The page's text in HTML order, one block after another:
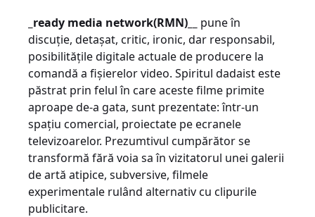
_ready media network(RMN)__ pune în
discuție, detașat, critic, ironic, dar responsabil,
posibilitățile digitale actuale de producere la
comandă a fișierelor video. Spiritul dadaist este
păstrat prin felul în care aceste filme primite
aproape de-a gata, sunt prezentate: într-un
spațiu comercial, proiectate pe ecranele
televizoarelor. Prezumtivul cumpărător se
transformă fără voia sa în vizitatorul unei galerii
de artă atipice, subversive, filmele
experimentale rulând alternativ cu clipurile
publicitare.